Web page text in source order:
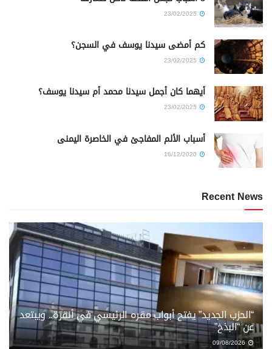
كم أمضى سيدنا يوسف في السجن؟
أيهما كان أجمل سيدنا محمد أم سيدنا يوسف؟
أسباب الألم المفاجئ في الخاصرة اليمنى
Recent News
“الحزب الجديد” يفتح أبواب مقره الرئيسي في أنقرة.. ويبتعد
عن “البذخ”
09/08/2026